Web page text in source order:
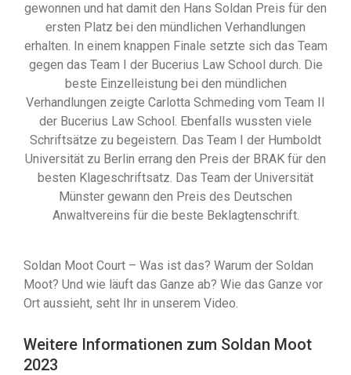
gewonnen und hat damit den Hans Soldan Preis für den
ersten Platz bei den mündlichen Verhandlungen
erhalten. In einem knappen Finale setzte sich das Team
gegen das Team I der Bucerius Law School durch. Die
beste Einzelleistung bei den mündlichen
Verhandlungen zeigte Carlotta Schmeding vom Team II
der Bucerius Law School. Ebenfalls wussten viele
Schriftsätze zu begeistern. Das Team I der Humboldt
Universität zu Berlin errang den Preis der BRAK für den
besten Klageschriftsatz. Das Team der Universität
Münster gewann den Preis des Deutschen
Anwaltvereins für die beste Beklagtenschrift.
Soldan Moot Court – Was ist das? Warum der Soldan
Moot? Und wie läuft das Ganze ab? Wie das Ganze vor
Ort aussieht, seht Ihr in unserem Video.
Weitere Informationen zum Soldan Moot
2023